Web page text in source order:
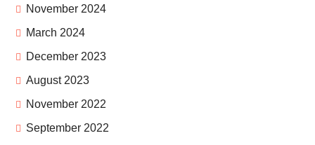
November 2024
March 2024
December 2023
August 2023
November 2022
September 2022